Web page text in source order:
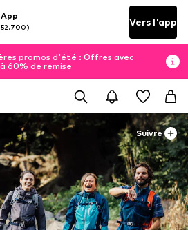
Vers l'app
promos d'été : Offres avec
60% de remise
Suivre